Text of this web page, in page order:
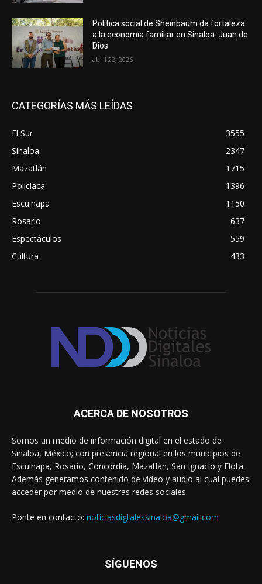
Política social de Sheinbaum da fortaleza
a la economía familiar en Sinaloa: Juan de
Dios
abril 22, 2026
CATEGORÍAS MÁS LEÍDAS
El Sur
3555
Sinaloa
2347
Mazatlán
1715
Policiaca
1396
Escuinapa
1150
Rosario
637
Espectáculos
559
Cultura
433
ACERCA DE NOSOTROS
Somos un medio de información digital en el estado de
Sinaloa, México; con presencia regional en los municipios de
Escuinapa, Rosario, Concordia, Mazatlán, San Ignacio y Elota.
Además generamos contenido de video y audio al cual puedes
acceder por medio de nuestras redes sociales.
Ponte en contacto: noticiasdigtalessinaloa@gmail.com
SÍGUENOS